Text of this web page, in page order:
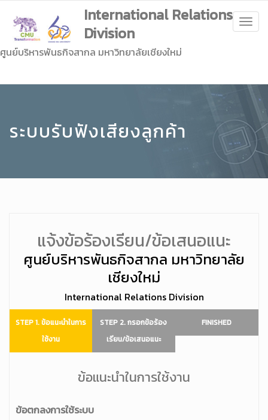
International Relations
Division
ศูนย์บริหารพันธกิจสากล มหาวิทยาลัยเชียงใหม่
ระบบรับฟังเสียงลูกค้า
แจ้งข้อร้องเรียน/ข้อเสนอแนะ
ศูนย์บริหารพันธกิจสากล มหาวิทยาลัย
เชียงใหม่
International Relations Division
STEP 1. ข้อแนะนำในการ
ใช้งาน
STEP 2. กรอกข้อร้อง
เรียน/ข้อเสนอแนะ
FINISHED
ข้อแนะนำในการใช้งาน
ข้อตกลงการใช้ระบบ